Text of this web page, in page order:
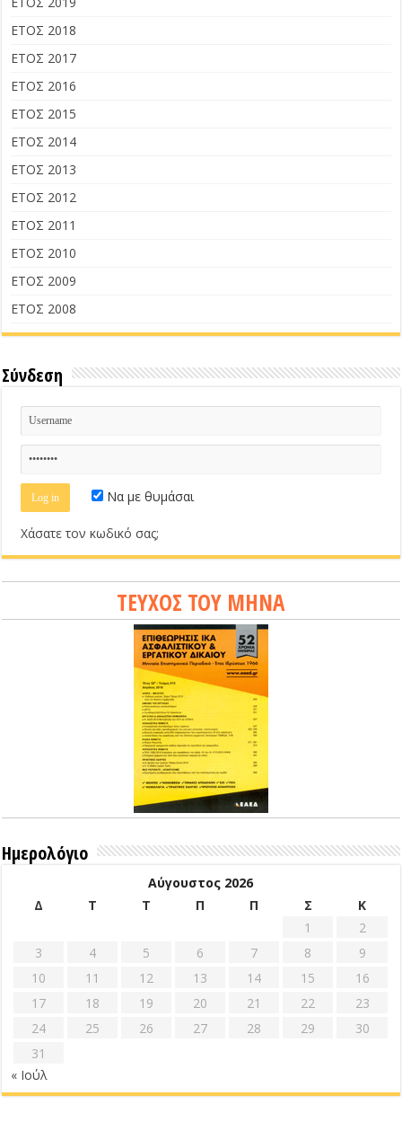
ΕΤΟΣ 2018
ΕΤΟΣ 2017
ΕΤΟΣ 2016
ΕΤΟΣ 2015
ΕΤΟΣ 2014
ΕΤΟΣ 2013
ΕΤΟΣ 2012
ΕΤΟΣ 2011
ΕΤΟΣ 2010
ΕΤΟΣ 2009
ΕΤΟΣ 2008
Σύνδεση
Να με θυμάσαι
Χάσατε τον κωδικό σας;
ΤΕΥΧΟΣ ΤΟΥ ΜΗΝΑ
Ημερολόγιο
Αύγουστος 2026
Δ
Τ Τ Π Π Σ
Κ
1
2
3
4 5 6 7 8
9
10
11 12 13 14 15
16
17
18 19 20 21 22
23
24
25 26 27 28 29
30
31
« Ιούλ